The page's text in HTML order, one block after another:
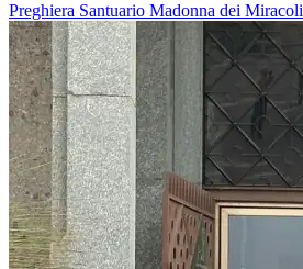
Preghiera Santuario Madonna dei Miracoli